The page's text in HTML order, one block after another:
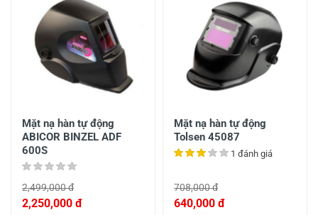
Mặt nạ hàn tự động
ABICOR BINZEL ADF
600S
2,499,000 đ
2,250,000 đ
Mặt nạ hàn tự động
Tolsen 45087
1 đánh giá
708,000 đ
640,000 đ